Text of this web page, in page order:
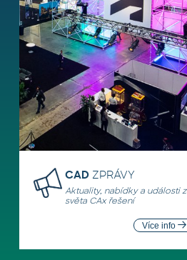
CAD ZPRÁVY
Aktuality, nabídky a události
světa CAx řešení
Více info